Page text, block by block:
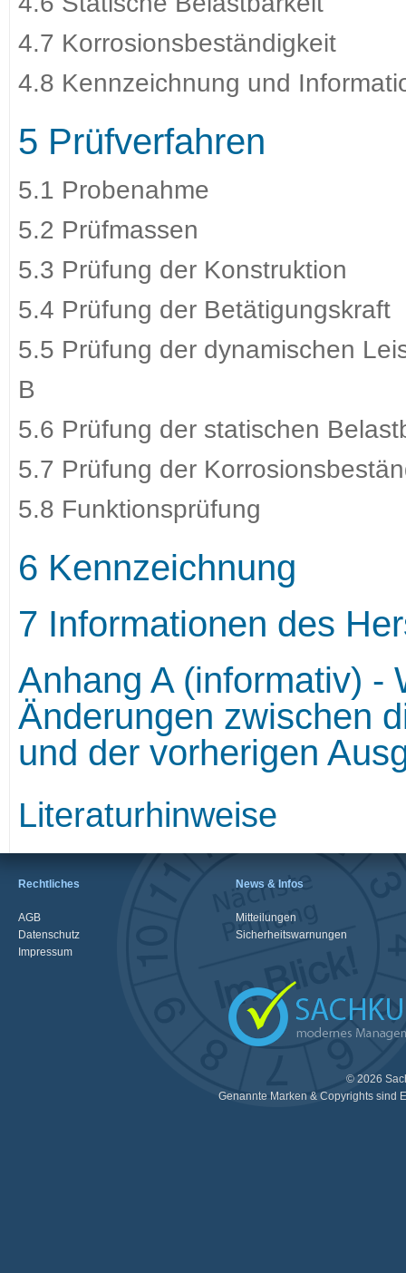
4.7 Korrosionsbeständigkeit
4.8 Kennzeichnung und
5 Prüfverfahren
5.1 Probenahme
5.2 Prüfmassen
5.3 Prüfung der Konstruktion
5.4 Prüfung der Betätigungskraft
5.5 Prüfung der dynamischen
B
5.6 Prüfung der statischen
5.7 Prüfung der
5.8 Funktionsprüfung
6 Kennzeichnung
7 Informationen des
Anhang A (informativ) -
Änderungen zwischen
und der vorherigen
Literaturhinweise
Rechtliches
AGB
Datenschutz
Impressum
News & Infos
Mitteilungen
Sicherheitswarnungen
© 2026
Genannte Marken & Copyrights sind